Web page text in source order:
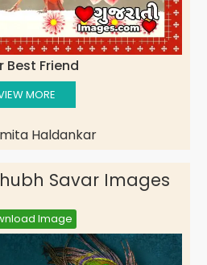
Best Friend
MORE
Haldankar
Savar Images
Image